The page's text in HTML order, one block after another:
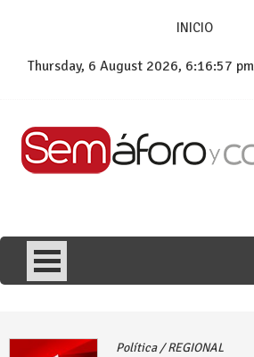
INICIO
Thursday, 6 August 2026, 6:16:58 pm
Política/